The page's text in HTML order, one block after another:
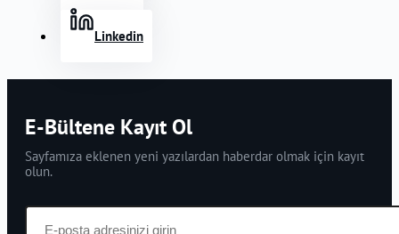
Linkedin
E-Bültene Kayıt Ol
Sayfamıza eklenen yeni yazılardan haberdar olmak için kayıt
olun.